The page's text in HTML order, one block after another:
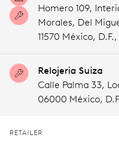
Homero 109,
Morales, Del
11570 México, D.F.,
Relojeria Suiza
Calle Palma 33,
06000 México,
RETAILER